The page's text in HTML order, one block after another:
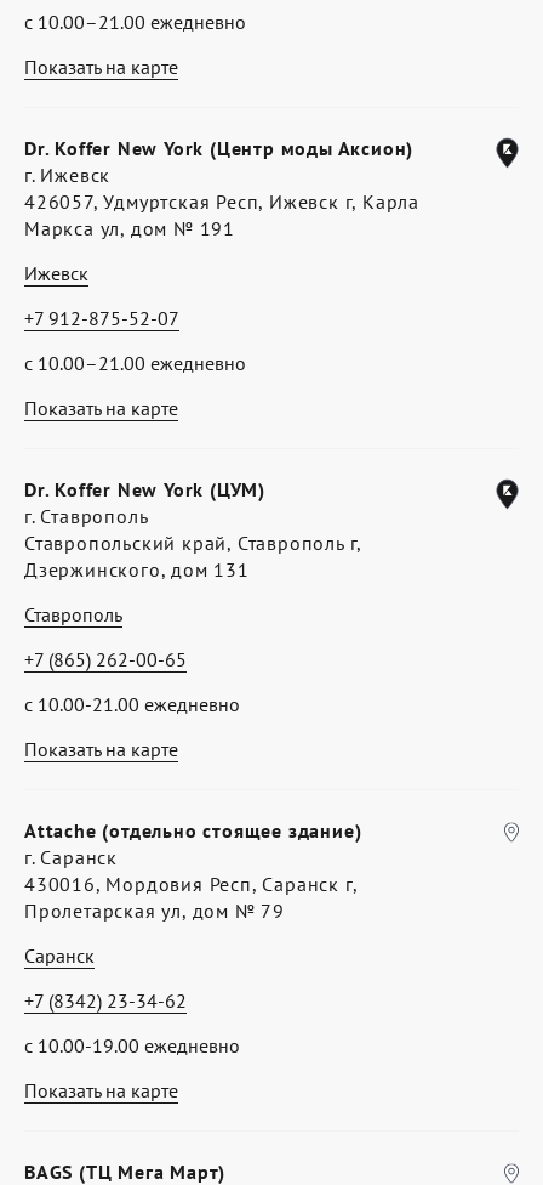
Показать на карте
с 10.00–21.00 ежедневно
Показать на карте
Dr. Koffer New York (Центр моды Аксион)
г. Ижевск
426057, Удмуртская Респ, Ижевск г, Карла
Маркса ул, дом № 191
Ижевск
с 10.00–21.00 ежедневно
+7 912-875-52-07
Показать на карте
Dr. Koffer New York (ЦУМ)
г. Ставрополь
Ставропольский край, Ставрополь г,
Дзержинского, дом 131
Ставрополь
с 10.00-21.00 ежедневно
+7 (865) 262-00-65
Показать на карте
Attache (отдельно стоящее здание)
г. Саранск
430016, Мордовия Респ, Саранск г,
Пролетарская ул, дом № 79
Саранск
с 10.00-19.00 ежедневно
+7 (8342) 23-34-62
BAGS (ТЦ Мега Март)